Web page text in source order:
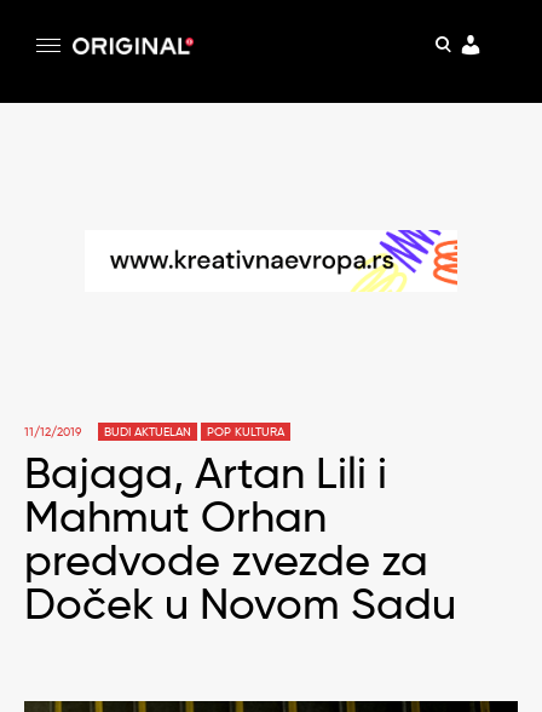
pretraga
11/12/2019 BUDI AKTUELAN POP KULTURA
Bajaga, Artan Lili i
Mahmut Orhan
predvode zvezde za
Doček u Novom Sadu